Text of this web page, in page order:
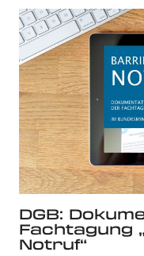
DGB:
Fachtagung
Notruf“